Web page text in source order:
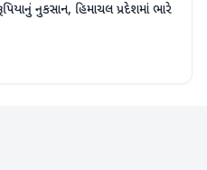
નુકસાન, હિમાચલ પ્રદેશમાં ભારે